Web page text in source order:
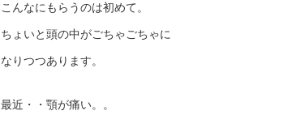
こんなにもらうのは初めて。
ちょいと頭の中がごちゃごちゃに
なりつつあります。
最近・・顎が痛い。。